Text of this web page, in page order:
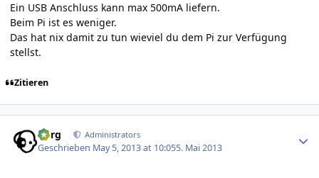
Ein USB Anschluss kann max 500mA liefern.
Beim Pi ist es weniger.
Das hat nix damit zu tun wieviel du dem Pi zur Verfügung
stellst.
Zitieren
borg Administrators
Geschrieben May 5, 2013 at 10:055. Mai 2013